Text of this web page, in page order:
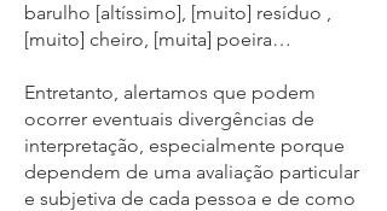
barulho [altíssimo], [muito] resíduo ,
[muito] cheiro, [muita] poeira…
Entretanto, alertamos que podem
ocorrer eventuais divergências de
interpretação, especialmente porque
dependem de uma avaliação particular
e subjetiva de cada pessoa e de como